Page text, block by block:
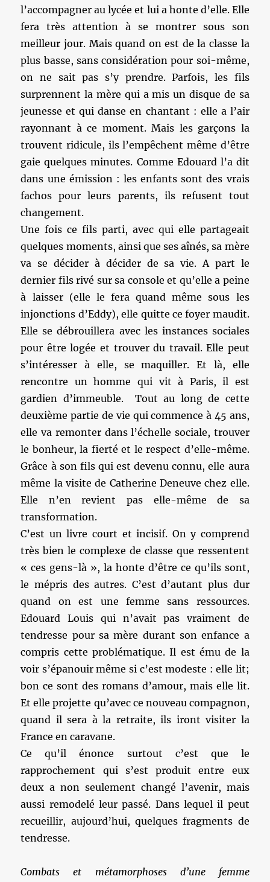
l’accompagner au lycée et lui a honte d’elle. Elle
fera très attention à se montrer sous son
meilleur jour. Mais quand on est de la classe la
plus basse, sans considération pour soi-même,
on ne sait pas s’y prendre. Parfois, les fils
surprennent la mère qui a mis un disque de sa
jeunesse et qui danse en chantant : elle a l’air
rayonnant à ce moment. Mais les garçons la
trouvent ridicule, ils l’empêchent même d’être
gaie quelques minutes. Comme Edouard l’a dit
dans une émission : les enfants sont des vrais
fachos pour leurs parents, ils refusent tout
changement.
Une fois ce fils parti, avec qui elle partageait
quelques moments, ainsi que ses aînés, sa mère
va se décider à décider de sa vie. A part le
dernier fils rivé sur sa console et qu’elle a peine
à laisser (elle le fera quand même sous les
injonctions d’Eddy), elle quitte ce foyer maudit.
Elle se débrouillera avec les instances sociales
pour être logée et trouver du travail. Elle peut
s’intéresser à elle, se maquiller. Et là, elle
rencontre un homme qui vit à Paris, il est
gardien d’immeuble. Tout au long de cette
deuxième partie de vie qui commence à 45 ans,
elle va remonter dans l’échelle sociale, trouver
le bonheur, la fierté et le respect d’elle-même.
Grâce à son fils qui est devenu connu, elle aura
même la visite de Catherine Deneuve chez elle.
Elle n’en revient pas elle-même de sa
transformation.
C’est un livre court et incisif. On y comprend
très bien le complexe de classe que ressentent
« ces gens-là », la honte d’être ce qu’ils sont,
le mépris des autres. C’est d’autant plus dur
quand on est une femme sans ressources.
Edouard Louis qui n’avait pas vraiment de
tendresse pour sa mère durant son enfance a
compris cette problématique. Il est ému de la
voir s’épanouir même si c’est modeste : elle lit;
bon ce sont des romans d’amour, mais elle lit.
Et elle projette qu’avec ce nouveau compagnon,
quand il sera à la retraite, ils iront visiter la
France en caravane.
Ce qu’il énonce surtout c’est que le
rapprochement qui s’est produit entre eux
deux a non seulement changé l’avenir, mais
aussi remodelé leur passé. Dans lequel il peut
recueillir, aujourd’hui, quelques fragments de
tendresse.
Combats et métamorphoses d’une femme